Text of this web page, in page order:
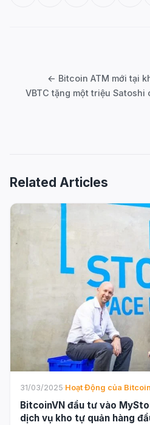
← Bitcoin ATM mới tại
VBTC tặng một triệu
Related Articles
31/03/2025·Hoạt Động của
BitcoinVN đầu tư vào
dịch vụ kho tự quản hàng